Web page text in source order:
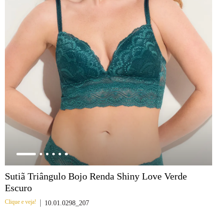
renda
9 sutiã renda
body
Sutiã Triângulo Bojo Renda Shiny Love Verde
Escuro
Clique e veja! 10.01.0298_207